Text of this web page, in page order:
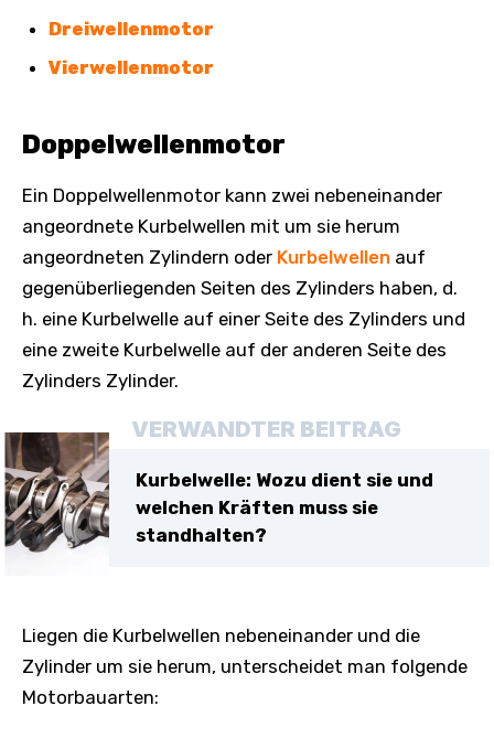
Dreiwellenmotor
Vierwellenmotor
Doppelwellenmotor
Ein Doppelwellenmotor kann zwei nebeneinander
angeordnete Kurbelwellen mit um sie herum
angeordneten Zylindern oder Kurbelwellen auf
gegenüberliegenden Seiten des Zylinders haben, d.
h. eine Kurbelwelle auf einer Seite des Zylinders und
eine zweite Kurbelwelle auf der anderen Seite des
Zylinders Zylinder.
VERWANDTER BEITRAG
Kurbelwelle: Wozu dient sie und
welchen Kräften muss sie
standhalten?
Liegen die Kurbelwellen nebeneinander und die
Zylinder um sie herum, unterscheidet man folgende
Motorbauarten: